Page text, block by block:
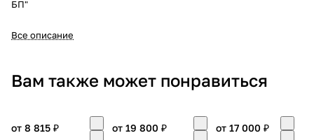
БП"
Все описание
Вам также может понравиться
от 8 815 ₽
от 19 800 ₽
от 17 000 ₽